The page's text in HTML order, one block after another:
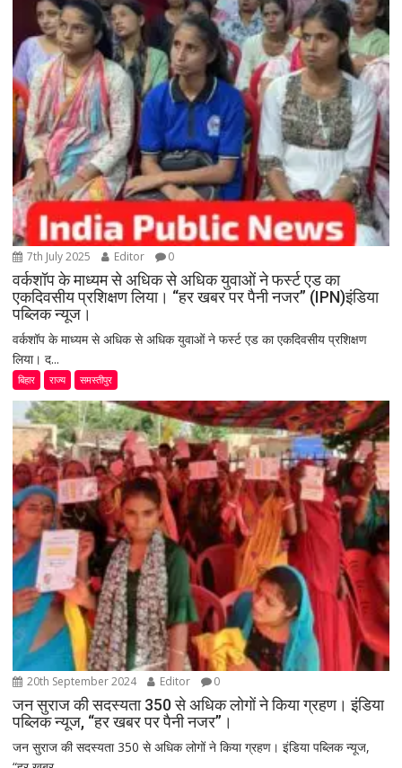
7th July 2025 Editor 0
वर्कशॉप के माध्यम से अधिक से अधिक युवाओं ने फर्स्ट एड का
एकदिवसीय प्रशिक्षण लिया। “हर खबर पर पैनी नजर” (IPN)इंडिया
पब्लिक न्यूज।
वर्कशॉप के माध्यम से अधिक से अधिक युवाओं ने फर्स्ट एड का एकदिवसीय प्रशिक्षण
लिया। द...
बिहार राज्य समस्तीपुर
20th September 2024 Editor 0
जन सुराज की सदस्यता 350 से अधिक लोगों ने किया ग्रहण। इंडिया
पब्लिक न्यूज, “हर खबर पर पैनी नजर”।
जन सुराज की सदस्यता 350 से अधिक लोगों ने किया ग्रहण। इंडिया पब्लिक न्यूज,